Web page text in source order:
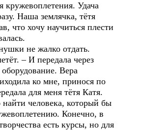
кружевоплетения. Удача
Наша землячка, тётя
что хочу научиться плести
не жалко отдать.
– И передала через
оборудование. Вера
ко мне, принося по
для меня тётя Катя.
человека, который бы
Конечно, в
есть курсы, но для